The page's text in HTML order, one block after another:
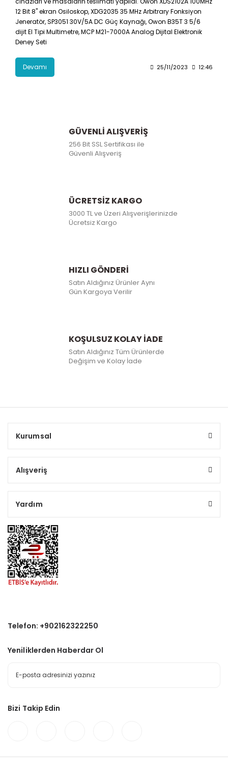
12 Bit 8" ekran Osiloskop, XDG2035 35 MHz Arbitrary Fonksiyon
Jeneratör, SP3051 30V/5A DC Güç Kaynağı, Owon B35T 3 5/6
dijit El Tipi Multimetre, MCP M21-7000A Analog Dijital Elektronik
Deney Seti
Devamı 25/11/2023 12:46
GÜVENLİ ALIŞVERİŞ
256 Bit SSL Sertifikası ile
Güvenli Alışveriş
ÜCRETSİZ KARGO
3000 TL ve Üzeri Alışverişlerinizde
Ücretsiz Kargo
HIZLI GÖNDERİ
Satın Aldığınız Ürünler Aynı
Gün Kargoya Verilir
KOŞULSUZ KOLAY İADE
Satın Aldığınız Tüm Ürünlerde
Değişim ve Kolay İade
Kurumsal
Alışveriş
Yardım
Telefon: +902162322250
Yeniliklerden Haberdar Ol
Bizi Takip Edin